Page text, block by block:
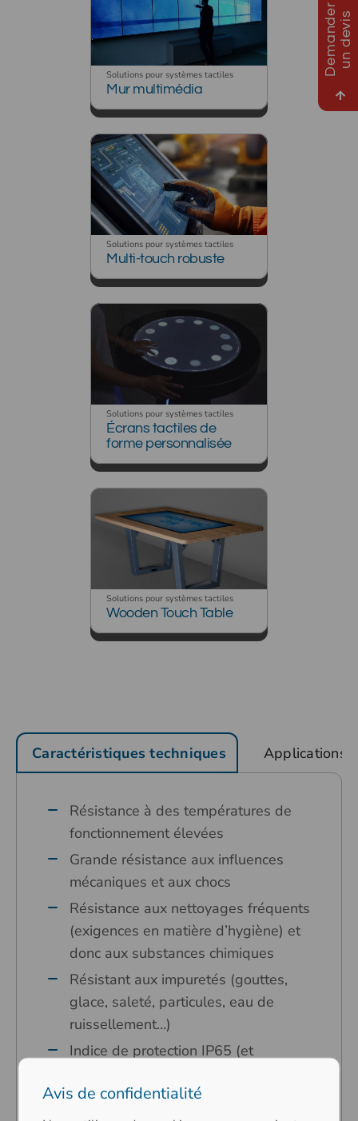
D
e
m
a
n
d
e
r
u
n
d
e
v
is
Solutions pour systèmes tactiles
Mur multimédia
Solutions pour systèmes tactiles
Multi-touch robuste
Solutions pour systèmes tactiles
Écrans tactiles de
forme personnalisée
Solutions pour systèmes tactiles
Wooden Touch Table
Caractéristiques techniques Applications
Résistance à des températures de
fonctionnement élevées
Grande résistance aux influences
mécaniques et aux chocs
Résistance aux nettoyages fréquents
(exigences en matière d’hygiène) et
donc aux substances chimiques
Résistant aux impuretés (gouttes,
glace, saleté, particules, eau de
ruissellement…)
Indice de protection IP65 (et
Connecteurs robustes vers l’extérieur
Avis de confidentialité